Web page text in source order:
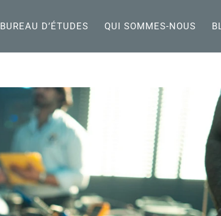
BUREAU D’ÉTUDES QUI SOMMES-NOUS